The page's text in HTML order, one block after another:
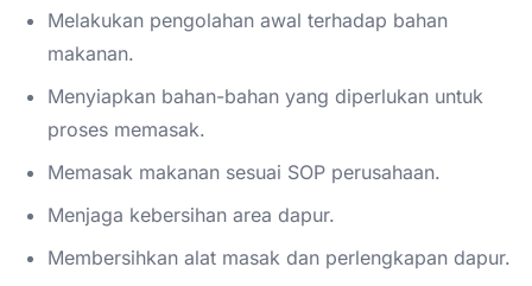
Melakukan pengolahan awal terhadap bahan
makanan.
Menyiapkan bahan-bahan yang diperlukan untuk
proses memasak.
Memasak makanan sesuai SOP perusahaan.
Menjaga kebersihan area dapur.
Membersihkan alat masak dan perlengkapan dapur.